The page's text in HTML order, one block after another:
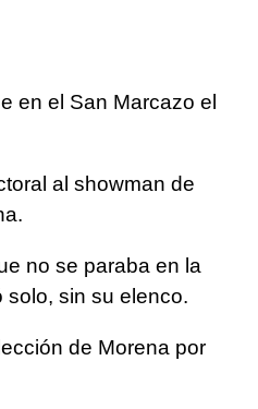
en el San Marcazo el
al showman de
no se paraba en la
solo, sin su elenco.
de Morena por